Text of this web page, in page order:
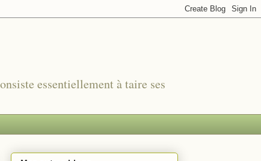
essentiellement à taire ses